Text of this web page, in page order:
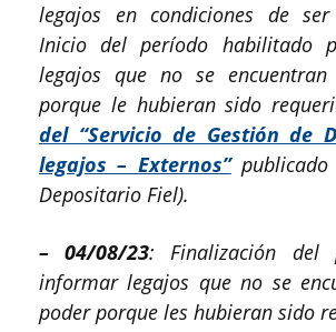
legajos en condiciones de
Inicio del período habilitado
legajos que no se
porque le hubieran sido
del “Servicio de Gestión de
legajos – Externos”publicado
Depositario Fiel).
– 04/08/23: Finalización del
informar legajos que no se
poder porque les hubieran sido